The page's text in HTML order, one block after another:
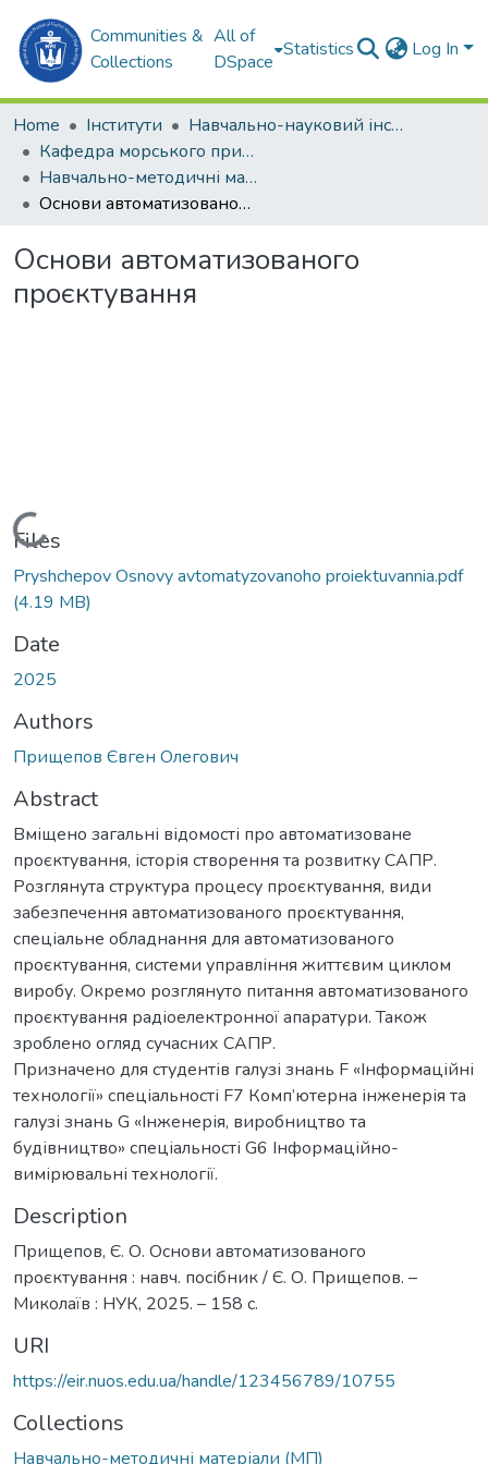
Communities &
Collections
All of
DSpace
Statistics Log In
Home Інститути
Навчально-науковий інститут автоматики та електротехніки (ННІАЕ)
Кафедра морського приладобудування (МП)
Навчально-методичні матеріали (МП)
Основи автоматизованого проєктування
Основи автоматизованого
проєктування
Loading...
Files
Pryshchepov Osnovy avtomatyzovanoho proiektuvannia.pdf
(4.19 MB)
Date
2025
Authors
Прищепов Євген Олегович
Abstract
Вміщено загальні відомості про автоматизоване
проєктування, історія створення та розвитку САПР.
Розглянута структура процесу проєктування, види
забезпечення автоматизованого проєктування,
спеціальне обладнання для автоматизованого
проєктування, системи управління життєвим циклом
виробу. Окремо розглянуто питання автоматизованого
проєктування радіоелектронної апаратури. Також
зроблено огляд сучасних САПР.
Призначено для студентів галузі знань F «Інформаційні
технології» спеціальності F7 Комп’ютерна інженерія та
галузі знань G «Інженерія, виробництво та
будівництво» спеціальності G6 Інформаційно-
вимірювальні технології.
Description
Прищепов, Є. О. Основи автоматизованого
проєктування : навч. посібник / Є. О. Прищепов. –
Миколаїв : НУК, 2025. – 158 с.
URI
https://eir.nuos.edu.ua/handle/123456789/10755
Collections
Навчально-методичні матеріали (МП)